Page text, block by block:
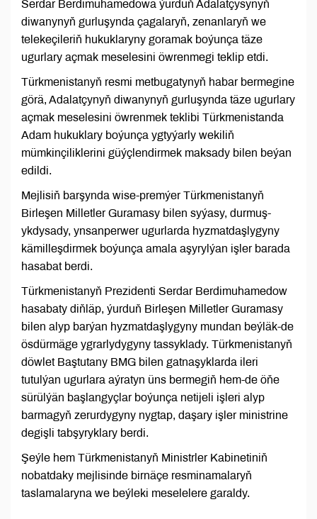
Serdar Berdimuhamedowa ýurduň Adalatçysynyň
diwanynyň gurluşynda çagalaryň, zenanlaryň we
telekeçileriň hukuklaryny goramak boýunça täze
ugurlary açmak meselesini öwrenmegi teklip etdi.
Türkmenistanyň resmi metbugatynyň habar bermegine
görä, Adalatçynyň diwanynyň gurluşynda täze ugurlary
açmak meselesini öwrenmek teklibi Türkmenistanda
Adam hukuklary boýunça ygtyýarly wekiliň
mümkinçiliklerini güýçlendirmek maksady bilen beýan
edildi.
Mejlisiň barşynda wise-premýer Türkmenistanyň
Birleşen Milletler Guramasy bilen syýasy, durmuş-
ykdysady, ynsanperwer ugurlarda hyzmatdaşlygyny
kämilleşdirmek boýunça amala aşyrylýan işler barada
hasabat berdi.
Türkmenistanyň Prezidenti Serdar Berdimuhamedow
hasabaty diňläp, ýurduň Birleşen Milletler Guramasy
bilen alyp barýan hyzmatdaşlygyny mundan beýläk-de
ösdürmäge ygrarlydygyny tassyklady. Türkmenistanyň
döwlet Baştutany BMG bilen gatnaşyklarda ileri
tutulýan ugurlara aýratyn üns bermegiň hem-de öňe
sürülýän başlangyçlar boýunça netijeli işleri alyp
barmagyň zerurdygyny nygtap, daşary işler ministrine
degişli tabşyryklary berdi.
Şeýle hem Türkmenistanyň Ministrler Kabinetiniň
nobatdaky mejlisinde birnäçe resminamalaryň
taslamalaryna we beýleki meselelere garaldy.